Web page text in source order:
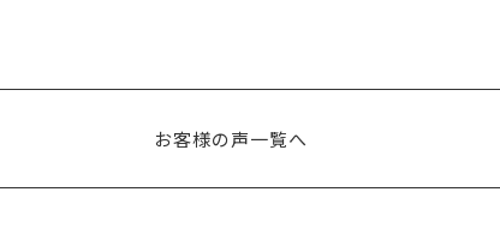
お客様の声一覧へ